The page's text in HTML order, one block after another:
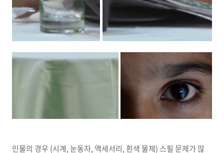
인물의 경우 (시계, 눈동자, 액세서리, 흰색 물체) 스필 문제가 많